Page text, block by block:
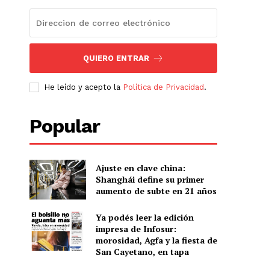
QUIERO ENTRAR
He leído y acepto la Política de Privacidad .
Popular
Ajuste en clave china:
Shanghái define su primer
aumento de subte en 21 años
Ya podés leer la edición
impresa de Infosur:
morosidad, Agfa y la fiesta de
San Cayetano, en tapa